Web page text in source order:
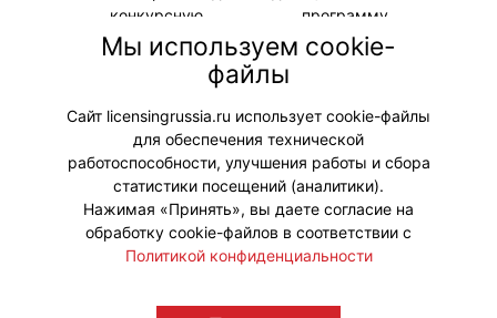
конкурсную программу
Международного кинофестиваля
семейного кино и анимации
«Медвежонок», который пройдет в
Перми с 29 мая по 1 июня.
#ПродвижениеБренда
Мы используем cookie-
файлы
Сайт licensingrussia.ru использует cookie-файлы
для обеспечения технической
работоспособности, улучшения работы и сбора
статистики посещений (аналитики).
Нажимая «Принять», вы даете согласие на
обработку cookie-файлов в соответствии с
Политикой конфиденциальности